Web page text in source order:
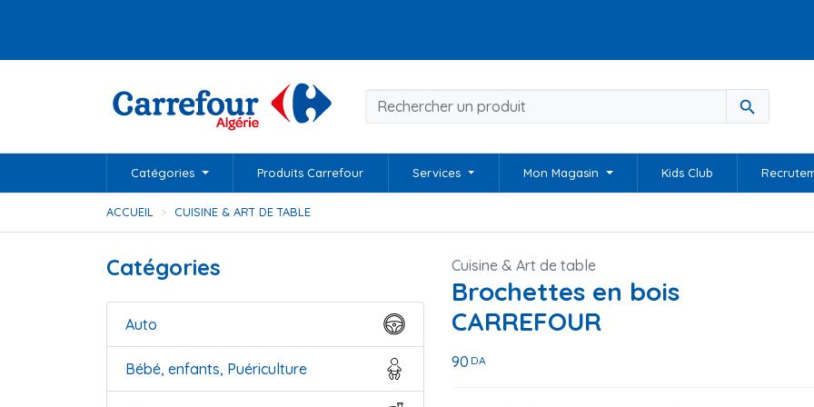
search
Catégories Produits Carrefour Services Mon Magasin Kids Club
ACCUEIL CUISINE & ART DE TABLE
Catégories
Auto
Bébé, enfants, Puériculture
Cuisine & Art de table
Brochettes en bois
CARREFOUR
90 DA